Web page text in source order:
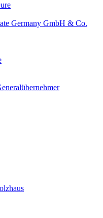
Germany GmbH & Co.